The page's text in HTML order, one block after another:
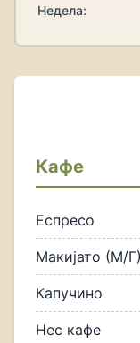
Недела:
Кафе
Еспресо
Макијато (М/Г)
Капучино
Нес кафе